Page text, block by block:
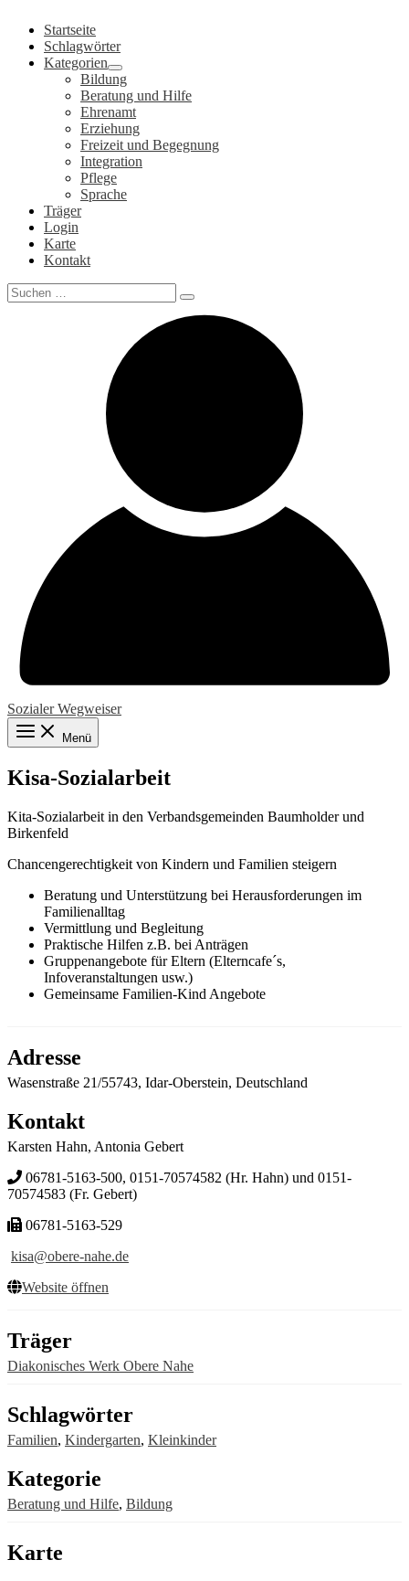
Inhalt
springen
Startseite
Schlagwörter
Kategorien
Bildung
Beratung und Hilfe
Ehrenamt
Erziehung
Freizeit und Begegnung
Integration
Pflege
Sprache
Träger
Login
Karte
Kontakt
Search
for:
Sozialer Wegweiser
Menü
Kisa-Sozialarbeit
Kita-Sozialarbeit in den Verbandsgemeinden Baumholder und
Birkenfeld
Chancengerechtigkeit von Kindern und Familien steigern
Beratung und Unterstützung bei Herausforderungen im
Familienalltag
Vermittlung und Begleitung
Praktische Hilfen z.B. bei Anträgen
Gruppenangebote für Eltern (Elterncafe´s,
Infoveranstaltungen usw.)
Gemeinsame Familien-Kind Angebote
Adresse
Wasenstraße 21/55743, Idar-Oberstein, Deutschland
Kontakt
Karsten Hahn, Antonia Gebert
06781-5163-500, 0151-70574582 (Hr. Hahn) und 0151-
70574583 (Fr. Gebert)
06781-5163-529
kisa@obere-nahe.de
Website öffnen
Träger
Diakonisches Werk Obere Nahe
Schlagwörter
Familien, Kindergarten, Kleinkinder
Kategorie
Beratung und Hilfe, Bildung
Karte